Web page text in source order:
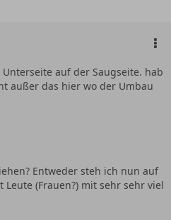
auf der Saugseite. hab
außer das hier wo der Umbau
Entweder steh ich nun auf
(Frauen?) mit sehr sehr viel